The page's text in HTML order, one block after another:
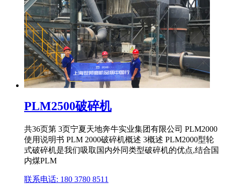
PLM2500破碎机
共36页第 3页宁夏天地奔牛实业集团有限公司 PLM2000
使用说明书 PLM 2000破碎机概述 3概述 PLM2000型轮
式破碎机是我们吸取国内外同类型破碎机的优点,结合国
内煤PLM
联系电话: 180 3780 8511